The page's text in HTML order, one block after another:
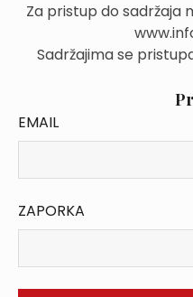
Za pristup do
Sadržajima se
EMAIL
ZAPORKA